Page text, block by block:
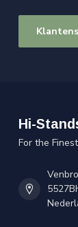
Hi-
For the